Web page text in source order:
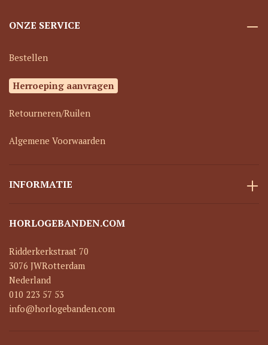
ONZE SERVICE
Bestellen
Herroeping aanvragen
Retourneren/Ruilen
Algemene Voorwaarden
INFORMATIE
HORLOGEBANDEN.COM
Ridderkerkstraat 70
3076 JWRotterdam
Nederland
010 223 57 53
info@horlogebanden.com